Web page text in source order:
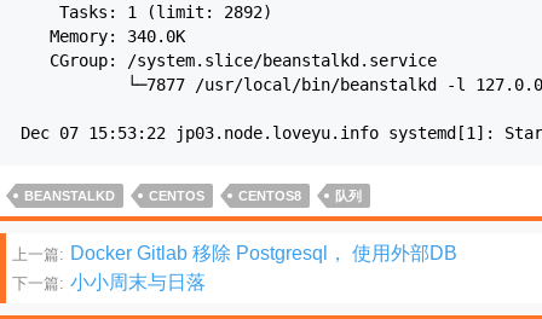
Tasks: 1 (limit: 2892)
Memory: 340.0K
CGroup: /system.slice/beanstalkd.service
└─7877 /usr/local/bin/beanstalkd -l
Dec 07 15:53:22 jp03.node.loveyu.info systemd[1]:
BEANSTALKD CENTOS CENTOS8 队列
文
章
上一篇: Docker Gitlab 移除 Postgresql， 使用外部DB
下一篇: 小小周末与日落